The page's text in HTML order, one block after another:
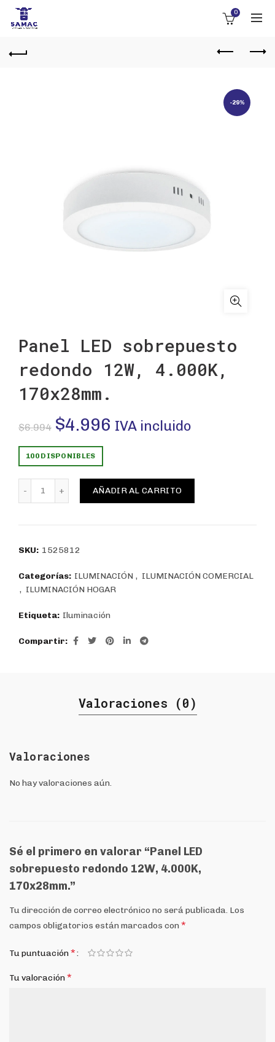
0
-29%
Panel LED sobrepuesto
redondo 12W, 4.000K,
170x28mm.
$6.994 El
precio
original
era:
$4.996 El
actual
es:
IVA incluido
100 DISPONIBLES
Panel LED sobrepuesto redondo 12W, 4.000K,
AÑADIR AL CARRITO
SKU: 1525812
Categorías: ILUMINACIÓN , ILUMINACIÓN COMERCIAL
, ILUMINACIÓN HOGAR
Etiqueta: Iluminación
Compartir
Valoraciones (0)
Valoraciones
No hay valoraciones aún.
Sé el primero en valorar “Panel LED
sobrepuesto redondo 12W, 4.000K,
170x28mm.”
Tu dirección de correo electrónico no será publicada. Los
campos obligatorios están marcados con *
Tu puntuación*
Tu valoración*